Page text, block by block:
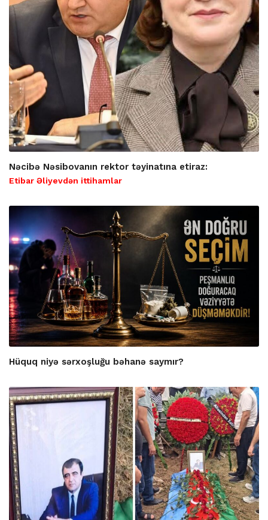
Nəcibə Nəsibovanın rektor təyinatına etiraz:
Etibar Əliyevdən ittihamlar
Hüquq niyə sərxoşluğu bəhanə saymır?